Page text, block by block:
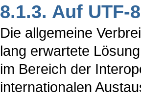
8.1.3. Auf UTF-
Die allgemeine
lang erwartete
im Bereich der
internationalen